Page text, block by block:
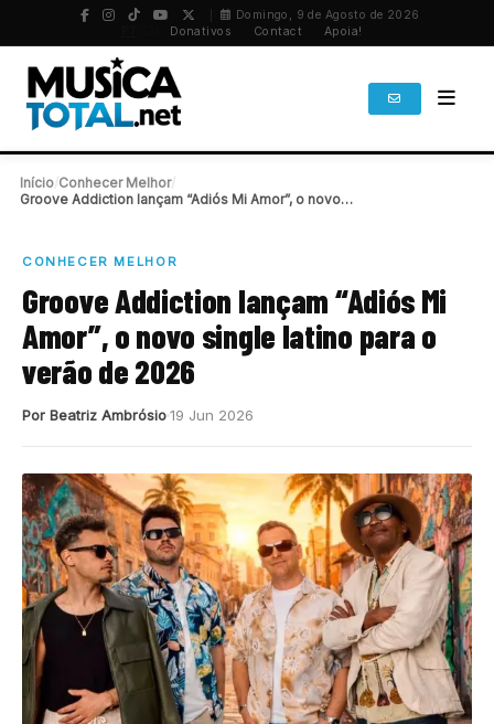
Domingo, 9 de Agosto de 2026
Donativos Contact Apoia!
Início Conhecer Melhor/
Groove Addiction lançam “Adiós Mi Amor”, o novo…
CONHECER MELHOR
Groove Addiction lançam “Adiós Mi
Amor”, o novo single latino para o
verão de 2026
Por Beatriz Ambrósio19 Jun 2026